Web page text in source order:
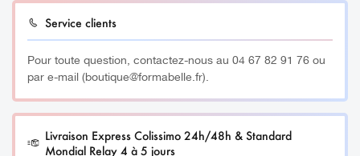
Service clients
Pour toute question, contactez-nous au 04 67 82 91 76 ou
par e-mail (boutique@formabelle.fr).
Livraison Express Colissimo 24h/48h & Standard
Mondial Relay 4 à 5 jours